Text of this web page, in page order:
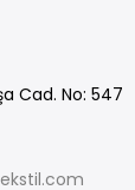
Cad. No: 547